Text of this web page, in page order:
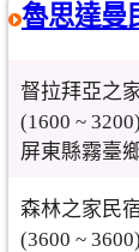
魯思達曼
督拉拜亞之
(1600 ~
屏東縣霧臺
森林之家民
(3600 ~